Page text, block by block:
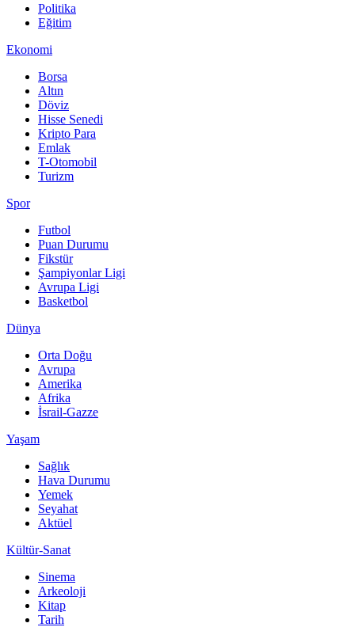
Politika
Eğitim
Ekonomi
Borsa
Altın
Döviz
Hisse Senedi
Kripto Para
Emlak
T-Otomobil
Turizm
Spor
Futbol
Puan Durumu
Fikstür
Şampiyonlar Ligi
Avrupa Ligi
Basketbol
Dünya
Orta Doğu
Avrupa
Amerika
Afrika
İsrail-Gazze
Yaşam
Sağlık
Hava Durumu
Yemek
Seyahat
Aktüel
Kültür-Sanat
Sinema
Arkeoloji
Kitap
Tarih